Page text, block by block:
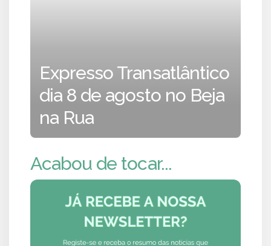
Expresso Transatlântico
dia 8 de agosto no Beja
na Rua
Acabou de tocar...